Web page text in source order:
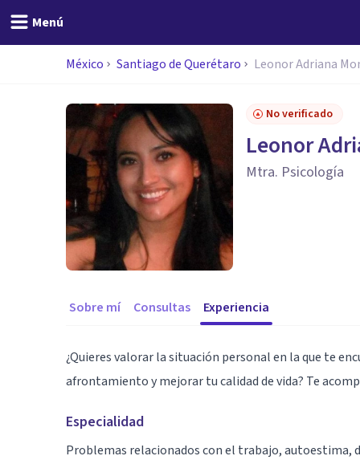
Menú
México Santiago de Querétaro Leonor Adriana
No verificado
Leonor
Mtra. Psicología
Sobre mí Consultas Experiencia
¿Quieres valorar la situación personal en la que te
afrontamiento y mejorar tu calidad de vida? Te
Especialidad
Problemas relacionados con el trabajo, autoestima,